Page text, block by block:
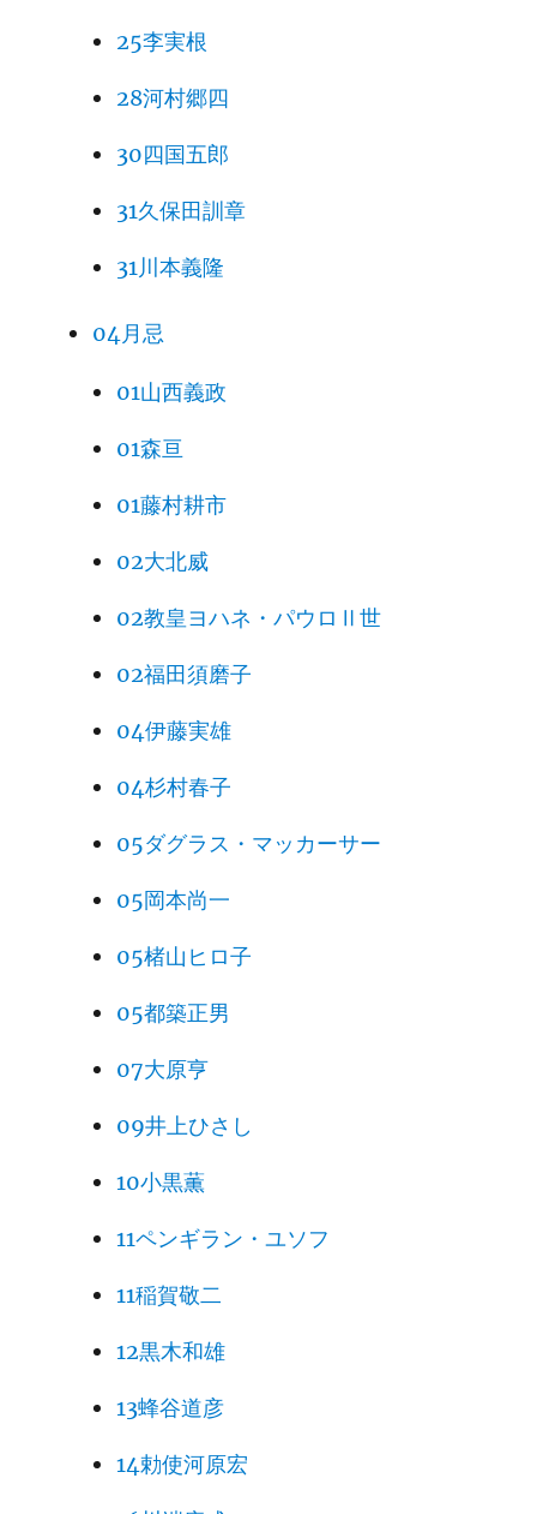
25李実根
28河村郷四
30四国五郎
31久保田訓章
31川本義隆
04月忌
01山西義政
01森亘
01藤村耕市
02大北威
02教皇ヨハネ・パウロⅡ世
02福田須磨子
04伊藤実雄
04杉村春子
05ダグラス・マッカーサー
05岡本尚一
05楮山ヒロ子
05都築正男
07大原亨
09井上ひさし
10小黒薫
11ペンギラン・ユソフ
11稲賀敬二
12黒木和雄
13蜂谷道彦
14勅使河原宏